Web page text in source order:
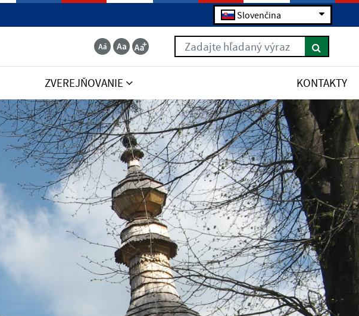
Slovenčina
Zadajte hľadaný výraz
ZVEREJŇOVANIE KONTAKTY